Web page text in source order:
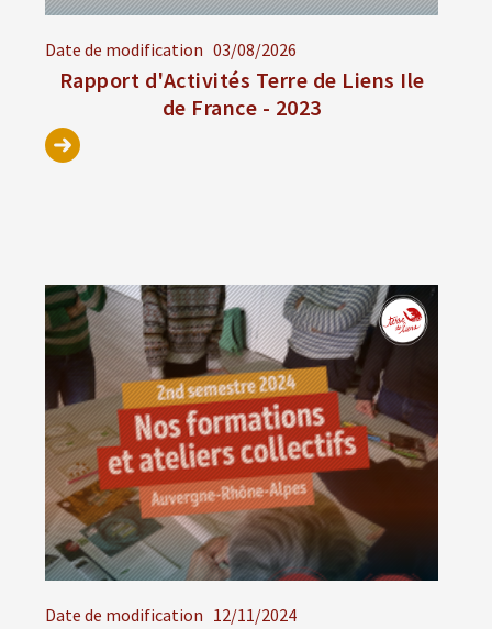
Date de modification 03/08/2026
Rapport d'Activités Terre de Liens Ile
de France - 2023
Date de modification 12/11/2024